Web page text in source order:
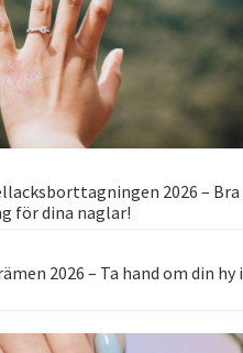
2026 – Bra
för dina naglar!
2026 – Ta hand om din hy i